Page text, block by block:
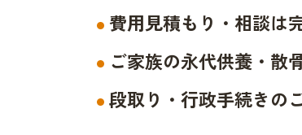
費用見積もり・相談は
ご家族の永代供養・散
段取り・行政手続きの